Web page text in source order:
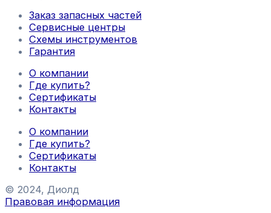
Заказ запасных частей
Сервисные центры
Схемы инструментов
Гарантия
О компании
Где купить?
Сертификаты
Контакты
О компании
Где купить?
Сертификаты
Контакты
© 2024, Диолд
Правовая информация